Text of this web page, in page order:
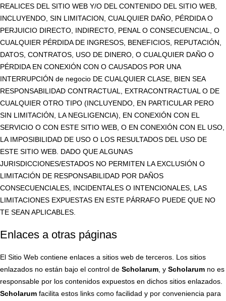
REALICES DEL SITIO WEB Y/O DEL CONTENIDO DEL SITIO WEB,
INCLUYENDO, SIN LIMITACION, CUALQUIER DAÑO, PÉRDIDA O
PERJUICIO DIRECTO, INDIRECTO, PENAL O CONSECUENCIAL, O
CUALQUIER PÉRDIDA DE INGRESOS, BENEFICIOS, REPUTACIÓN,
DATOS, CONTRATOS, USO DE DINERO, O CUALQUIER DAÑO O
PÉRDIDA EN CONEXIÓN CON O CAUSADOS POR UNA
INTERRUPCIÓN de negocio DE CUALQUIER CLASE, BIEN SEA
RESPONSABILIDAD CONTRACTUAL, EXTRACONTRACTUAL O DE
CUALQUIER OTRO TIPO (INCLUYENDO, EN PARTICULAR PERO
SIN LIMITACIÓN, LA NEGLIGENCIA), EN CONEXIÓN CON EL
SERVICIO O CON ESTE SITIO WEB, O EN CONEXIÓN CON EL USO,
LA IMPOSIBILIDAD DE USO O LOS RESULTADOS DEL USO DE
ESTE SITIO WEB. DADO QUE ALGUNAS
JURISDICCIONES/ESTADOS NO PERMITEN LA EXCLUSIÓN O
LIMITACIÓN DE RESPONSABILIDAD POR DAÑOS
CONSECUENCIALES, INCIDENTALES O INTENCIONALES, LAS
LIMITACIONES EXPUESTAS EN ESTE PÁRRAFO PUEDE QUE NO
TE SEAN APLICABLES.
Enlaces a otras páginas
El Sitio Web contiene enlaces a sitios web de terceros. Los sitios
enlazados no están bajo el control de Scholarum , y Scholarum no es
responsable por los contenidos expuestos en dichos sitios enlazados.
Scholarum facilita estos links como facilidad y por conveniencia para